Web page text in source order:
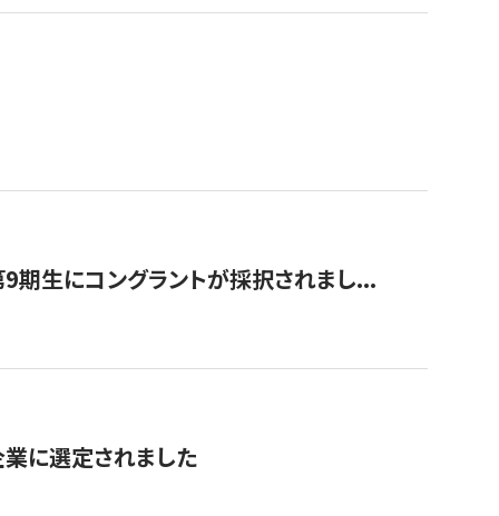
9期生にコングラントが採択されまし...
に選定されました